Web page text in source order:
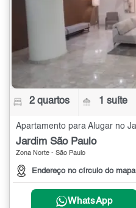
2 quartos 1 suíte
Jardim São Paulo
Zona Norte - São Paulo
Endereço no círculo do mapa
WhatsApp